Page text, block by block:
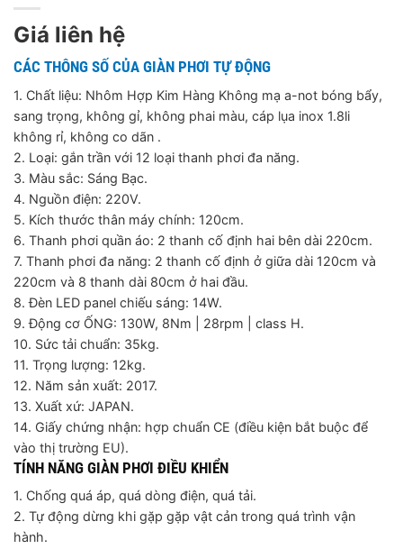
Giá liên hệ
CÁC THÔNG SỐ CỦA GIÀN PHƠI TỰ ĐỘNG
1. Chất liệu: Nhôm Hợp Kim Hàng Không mạ a-not bóng bẩy,
sang trọng, không gỉ, không phai màu, cáp lụa inox 1.8li
không rỉ, không co dãn .
2. Loại: gắn trần với 12 loại thanh phơi đa năng.
3. Màu sắc: Sáng Bạc.
4. Nguồn điện: 220V.
5. Kích thước thân máy chính: 120cm.
6. Thanh phơi quần áo: 2 thanh cố định hai bên dài 220cm.
7. Thanh phơi đa năng: 2 thanh cố định ở giữa dài 120cm và
220cm và 8 thanh dài 80cm ở hai đầu.
8. Đèn LED panel chiếu sáng: 14W.
9. Động cơ ỐNG: 130W, 8Nm | 28rpm | class H.
10. Sức tải chuẩn: 35kg.
11. Trọng lượng: 12kg.
12. Năm sản xuất: 2017.
13. Xuất xứ: JAPAN.
14. Giấy chứng nhận: hợp chuẩn CE (điều kiện bắt buộc để
vào thị trường EU).
TÍNH NĂNG GIÀN PHƠI ĐIỀU KHIỂN
1. Chống quá áp, quá dòng điện, quá tải.
2. Tự động dừng khi gặp gặp vật cản trong quá trình vận
hành.